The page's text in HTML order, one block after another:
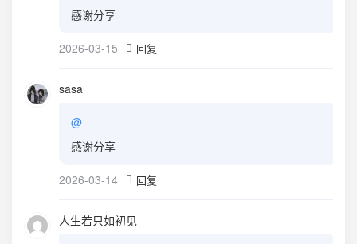
感谢分享
2026-03-15 回复
sasa
@
感谢分享
2026-03-14 回复
人生若只如初见